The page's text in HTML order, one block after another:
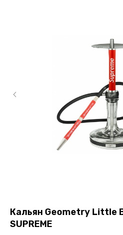
Кальян Geometry Little
SUPREME